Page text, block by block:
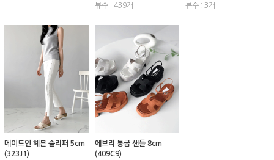
뷰수 : 439개
뷰수 : 3개
메이드인 헤븐 슬리퍼 5cm
(323J1)
에브리 통굽 샌들 8cm
(409C9)